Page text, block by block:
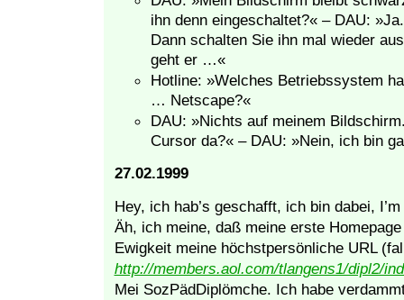
ihn denn eingeschaltet?« – DAU:
Dann schalten Sie ihn mal wieder
geht er …«
Hotline: »Welches Betriebssystem
… Netscape?«
DAU: »Nichts auf meinem
Cursor da?« – DAU: »Nein, ich bin
27.02.1999
Hey, ich hab’s geschafft, ich bin dabei,
Äh, ich meine, daß meine erste
Ewigkeit meine höchstpersönliche URL
http://members.aol.com/tlangens1/dipl2/
Mei SozPädDiplömche. Ich habe